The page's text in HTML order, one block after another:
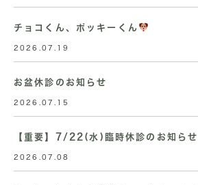
チョコくん、ポッキーくん
2026.07.19
お盆休診のお知らせ
2026.07.15
【重要】7/22(水)臨時休診のお知らせ
2026.07.08